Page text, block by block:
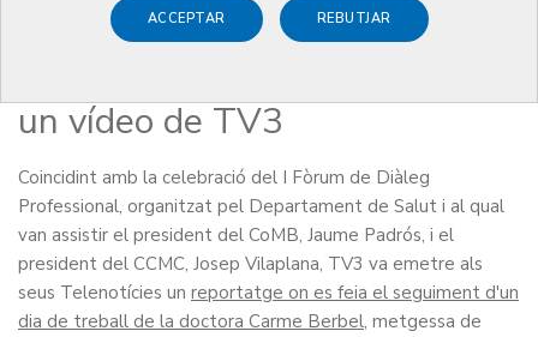
ACCEPTAR REBUTJAR
21 DE SETEMBRE DE 2018
El dia a dia d'una metgessa de
família triomfa a les xarxes en
un vídeo de TV3
Coincidint amb la celebració del I Fòrum de Diàleg
Professional, organitzat pel Departament de Salut i al qual
van assistir el president del CoMB, Jaume Padrós, i el
president del CCMC, Josep Vilaplana, TV3 va emetre als
seus Telenotícies un reportatge on es feia el seguiment d'un
dia de treball de la doctora Carme Berbel, metgessa de